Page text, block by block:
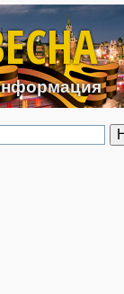
к основному